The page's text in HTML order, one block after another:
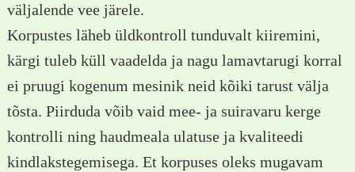
väljalende vee järele.
Korpustes läheb üldkontroll tunduvalt kiiremini,
kärgi tuleb küll vaadelda ja nagu lamavtarugi korral
ei pruugi kogenum mesinik neid kõiki tarust välja
tõsta. Piirduda võib vaid mee- ja suiravaru kerge
kontrolli ning haudmeala ulatuse ja kvaliteedi
kindlakstegemisega. Et korpuses oleks mugavam